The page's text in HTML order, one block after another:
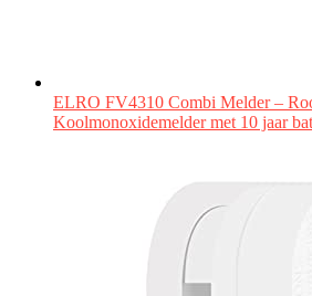
ELRO FV4310 Combi Melder –
Koolmonoxidemelder met 10 jaar